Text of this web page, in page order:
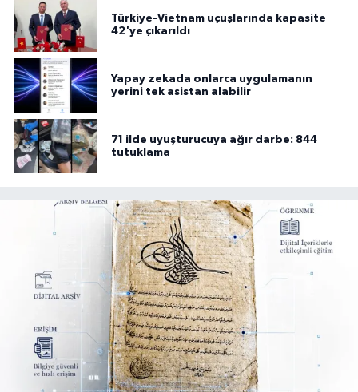
Türkiye-Vietnam uçuşlarında kapasite
42'ye çıkarıldı
Yapay zekada onlarca uygulamanın
yerini tek asistan alabilir
71 ilde uyuşturucuya ağır darbe: 844
tutuklama